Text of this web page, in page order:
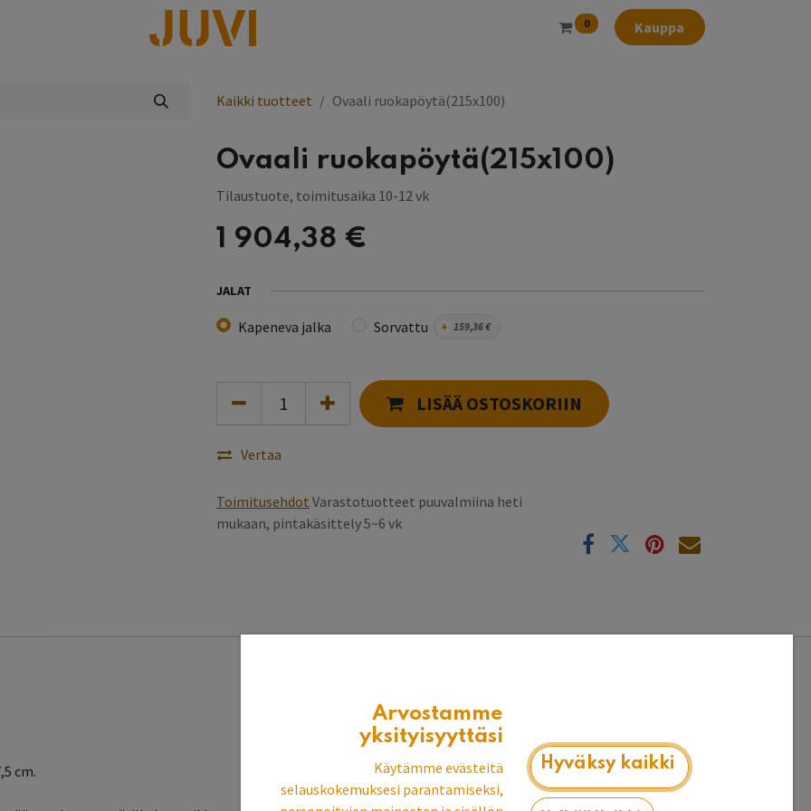
0 Kauppa
Kaikki tuotteet Ovaali ruokapöytä(215x100)
Ovaali ruokapöytä(215x100)
Tilaustuote, toimitusaika 10-12 vk
1 904,38 €
JALAT
Kapeneva jalka Sorvattu + 159,36€
LISÄÄ OSTOSKORIIN
Vertaa
Toimitusehdot Varastotuotteet puuvalmiina heti
mukaan, pintakäsittely 5~6 vk
cm.
Arvostamme
yksityisyyttäsi
Käytämme evästeitä
selauskokemuksesi parantamiseksi,
Hyväksy kaikki